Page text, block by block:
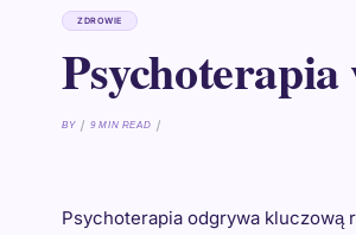
ZDROWIE
BY 9 MIN READ
Psychoterapia odgrywa kluczową